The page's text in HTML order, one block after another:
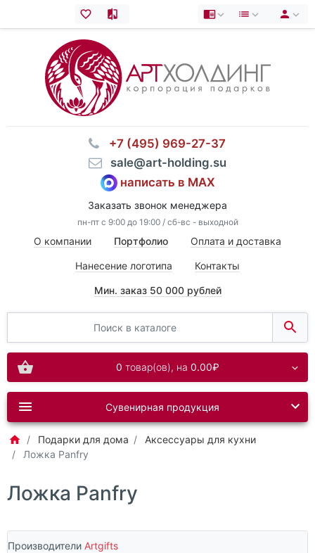
⠀+7 (495) 969-27-37
⠀sale@art-holding.su
написать в MAX
Заказать звонок менеджера
пн-пт с 9:00 до 19:00 / сб-вс - выходной
О компании Портфолио Оплата и доставка
Нанесение логотипа Контакты
Мин. заказ 50 000 рублей
0 товар(ов), на 0.00₽
Сувенирная продукция
Подарки для дома
Аксессуары для кухни
Ложка Panfry
Ложка Panfry
Производители Artgifts